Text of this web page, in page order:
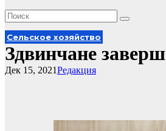
Сельское хозяйство
Здвинчане
Редакция
Дек 15, 2021